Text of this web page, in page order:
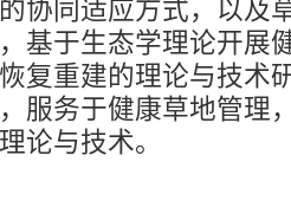
协同适应方式，以及
基于生态学理论开展
复重建的理论与技术
服务于健康草地管理
论与技术。